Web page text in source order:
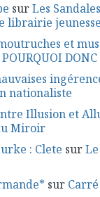
surLes Sandales
librairie jeunesse
et
DONC
nationaliste
Illusion et
Miroir
: Clete surLe
sur